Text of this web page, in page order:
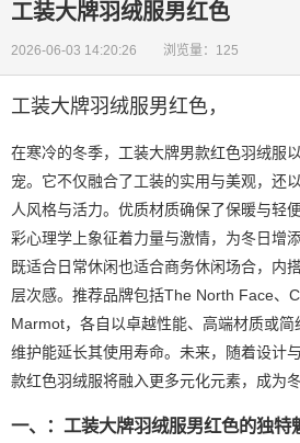
工装大牌羽绒服男红色
2026-06-03 14:20:26 浏览量：125
工装大牌羽绒服男红色，
在寒冷的冬季，工装大牌男款红色羽绒服
宠。它不仅融合了工装的实用与美观，还
人风格与活力。优质材质确保了保暖与轻
彩心理学上象征着力量与激情，为冬日增
既适合日常休闲也适合商务休闲场合，内
层次感。推荐品牌包括The North Face、
Marmot，各自以卓越性能、高端材质或
维护能延长其使用寿命。未来，随着设计
款红色羽绒服将融入更多元化元素，成为
一、：工装大牌羽绒服男红色的独特